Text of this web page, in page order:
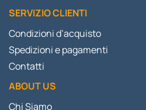
SERVIZIO CLIENTI
Condizioni d’acquisto
Spedizioni e pagamenti
Contatti
ABOUT US
Chi Siamo